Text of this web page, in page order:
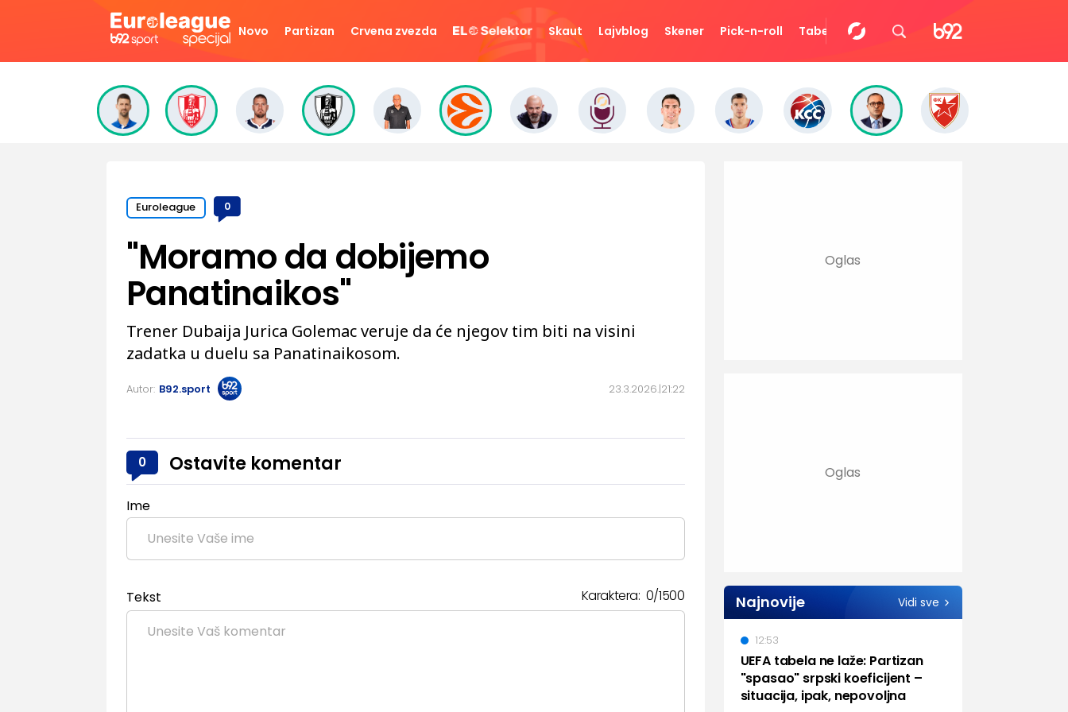
Novo Partizan Crvena zvezda Skaut Lajvblog Skener Pick-n-roll Tabela Video Eurocup
Euroleague 0
23.3.2026. 21:22
"Moramo da dobijemo
Panatinaikos"
Trener Dubaija Jurica Golemac veruje da će njegov tim biti na visini
zadatka u duelu sa Panatinaikosom.
Autor: B92.sport
0 Ostavite komentar
Ime
Tekst Karaktera: 0/1500 Najnovije Vidi sve
UEFA tabela ne laže: Partizan
"spasao" srpski koeficijent –
situacija, ipak, nepovoljna
12:53